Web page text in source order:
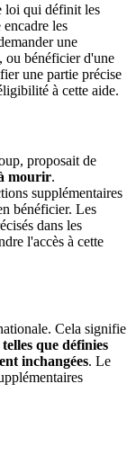
loi qui définit les
les
une
ou bénéficier d'une
une partie précise
à cette aide.
proposait de
mourir.
supplémentaires
bénéficier. Les
dans les
l'accès à cette
Cela signifie
que définies
inchangées. Le